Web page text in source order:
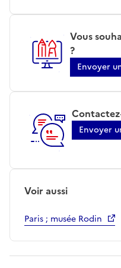
Vous
?
Envoyer
Envoyer
Voir aussi
Paris ; musée Rodin